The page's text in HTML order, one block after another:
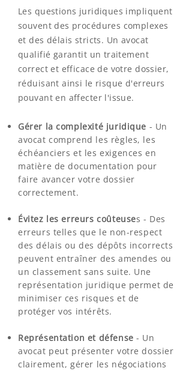
Les questions juridiques impliquent
souvent des procédures complexes
et des délais stricts. Un avocat
qualifié garantit un traitement
correct et efficace de votre dossier,
réduisant ainsi le risque d'erreurs
pouvant en affecter l'issue.
Gérer la complexité juridique - Un
avocat comprend les règles, les
échéanciers et les exigences en
matière de documentation pour
faire avancer votre dossier
correctement.
Évitez les erreurs coûteuses - Des
erreurs telles que le non-respect
des délais ou des dépôts incorrects
peuvent entraîner des amendes ou
un classement sans suite. Une
représentation juridique permet de
minimiser ces risques et de
protéger vos intérêts.
Représentation et défense - Un
avocat peut présenter votre dossier
clairement, gérer les négociations